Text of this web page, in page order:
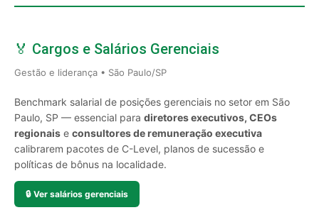
🏅 Cargos e Salários Gerenciais
Gestão e liderança • São Paulo/SP
Benchmark salarial de posições gerenciais no setor em São
Paulo, SP — essencial para diretores executivos, CEOs
regionais e consultores de remuneração executiva
calibrarem pacotes de C-Level, planos de sucessão e
políticas de bônus na localidade.
🔒 Ver salários gerenciais